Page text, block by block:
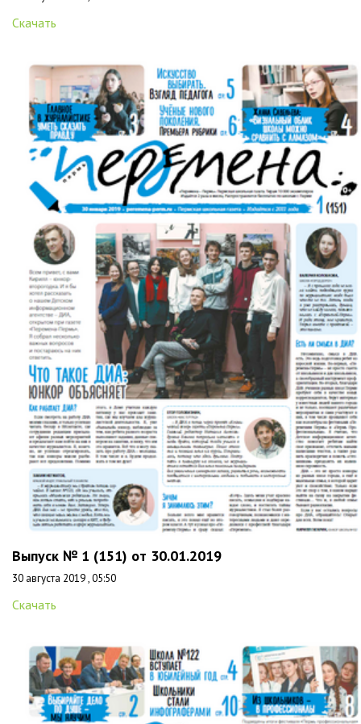
Скачать
Выпуск № 1 (151) от 30.01.2019
30 августа 2019 , 05:50
Скачать